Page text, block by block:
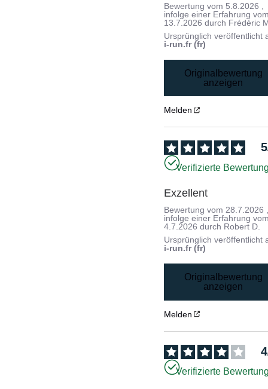
Bewertung vom 5.8.2026
infolge einer Erfahrung
13.7.2026 durch Frédéric
Ursprünglich veröffentlicht
i-run.fr (fr)
Originalbewertung
anzeigen
Melden
5
Verifizierte
Exzellent
Bewertung vom28.7.2026
infolge einer Erfahrung
4.7.2026 durch Robert D.
Ursprünglich veröffentlicht
i-run.fr (fr)
Originalbewertung
anzeigen
Melden
4
Verifizierte